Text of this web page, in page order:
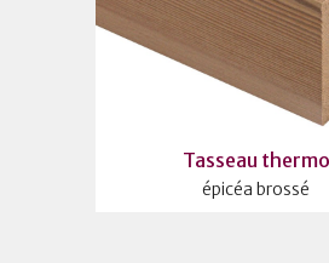
Tasseau thermo
épicéa brossé